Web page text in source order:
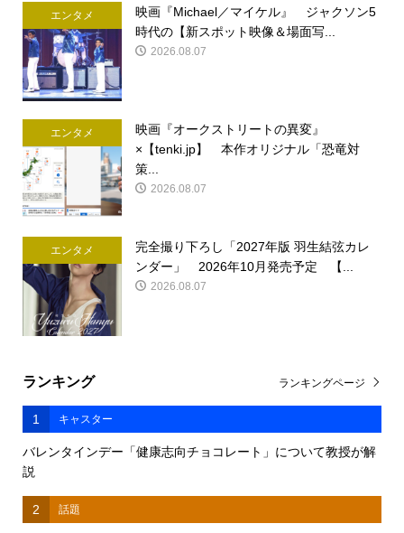
エンタメ
映画『Michael／マイケル』 ジャクソン5
時代の【新スポット映像＆場面写...
2026.08.07
エンタメ
映画『オークストリートの異変』
×【tenki.jp】 本作オリジナル「恐竜対
策...
2026.08.07
エンタメ
完全撮り下ろし「2027年版 羽生結弦カレ
ンダー」 2026年10月発売予定 【...
2026.08.07
ランキング
1 キャスター
バレンタインデー「健康志向チョコレート」について教授が解
説
2 話題
ランキングページ